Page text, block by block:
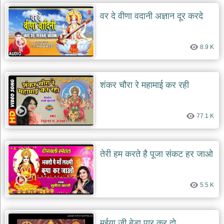
देश
भक्ति
भजन
patriotic
bhajans
खाटू
श्याम
भजन
khatu
shaym
bhajans
रानी
सती
दादी
भजन
rani
sati
dadi
bhajans
बावा
लाल
वर दे वीणा वदानी अज्ञान दूर करदे
8.9 K
शंकर चौरा रे महामाई कर रही
77.1 K
तेरी हम करते है पूजा संकट हर जाओ
5.5 K